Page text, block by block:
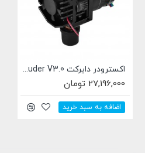
اکسترودر دایرکت LDO Smart Orbiter Extruder V3.0
27,196,000 تومان
اضافه به سبد خرید